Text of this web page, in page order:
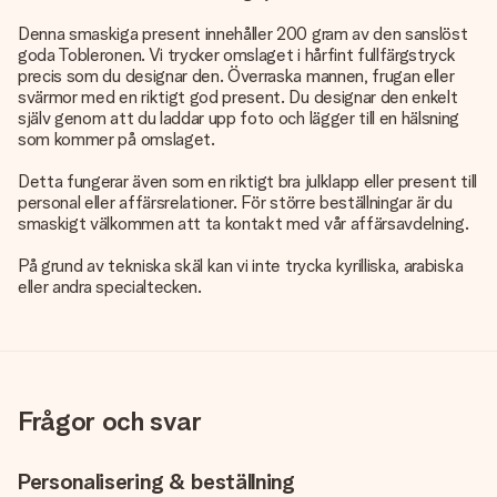
Denna smaskiga present innehåller 200 gram av den sanslöst
goda Tobleronen. Vi trycker omslaget i hårfint fullfärgstryck
precis som du designar den. Överraska mannen, frugan eller
svärmor med en riktigt god present. Du designar den enkelt
själv genom att du laddar upp foto och lägger till en hälsning
som kommer på omslaget.
Detta fungerar även som en riktigt bra julklapp eller present till
personal eller affärsrelationer. För större beställningar är du
smaskigt välkommen att ta kontakt med vår affärsavdelning.
På grund av tekniska skäl kan vi inte trycka kyrilliska, arabiska
eller andra specialtecken.
Frågor och svar
Personalisering & beställning